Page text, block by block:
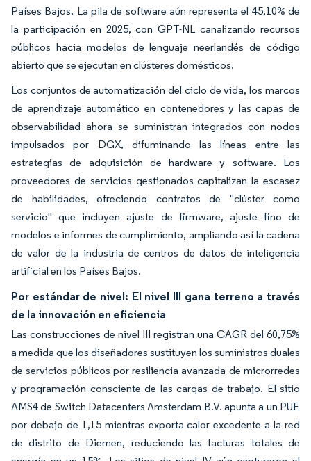
Países Bajos. La pila de software aún representa el 45,10% de
la participación en 2025, con GPT-NL canalizando recursos
públicos hacia modelos de lenguaje neerlandés de código
abierto que se ejecutan en clústeres domésticos.
Los conjuntos de automatización del ciclo de vida, los marcos
de aprendizaje automático en contenedores y las capas de
observabilidad ahora se suministran integrados con nodos
impulsados por DGX, difuminando las líneas entre las
estrategias de adquisición de hardware y software. Los
proveedores de servicios gestionados capitalizan la escasez
de habilidades, ofreciendo contratos de "clúster como
servicio" que incluyen ajuste de firmware, ajuste fino de
modelos e informes de cumplimiento, ampliando así la cadena
de valor de la industria de centros de datos de inteligencia
artificial en los Países Bajos.
Por estándar de nivel: El nivel III gana terreno a través
de la innovación en eficiencia
Las construcciones de nivel III registran una CAGR del 60,75%
a medida que los diseñadores sustituyen los suministros duales
de servicios públicos por resiliencia avanzada de microrredes
y programación consciente de las cargas de trabajo. El sitio
AMS4 de Switch Datacenters Amsterdam B.V. apunta a un PUE
por debajo de 1,15 mientras exporta calor excedente a la red
de distrito de Diemen, reduciendo las facturas totales de